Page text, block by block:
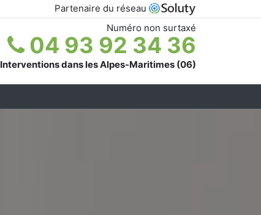
Partenaire du réseau
Numéro non surtaxé
04 93 92 34 36
Interventions dans les Alpes-Maritimes (06)